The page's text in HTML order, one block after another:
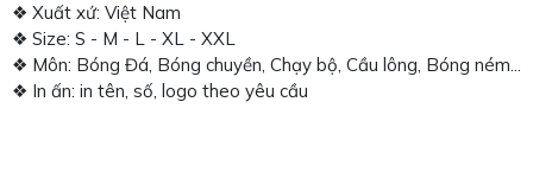
❖ Xuất xứ: Việt Nam
❖ Size: S - M - L - XL - XXL
❖ Môn: Bóng Đá, Bóng chuyền, Chạy bộ, Cầu lông, Bóng ném...
❖ In ấn: in tên, số, logo theo yêu cầu